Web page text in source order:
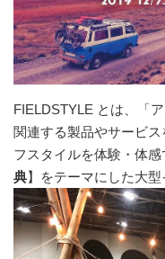
FIELDSTYLE とは、「
関連する製品やサービ
フスタイルを体験・体感
典】をテーマにした大型